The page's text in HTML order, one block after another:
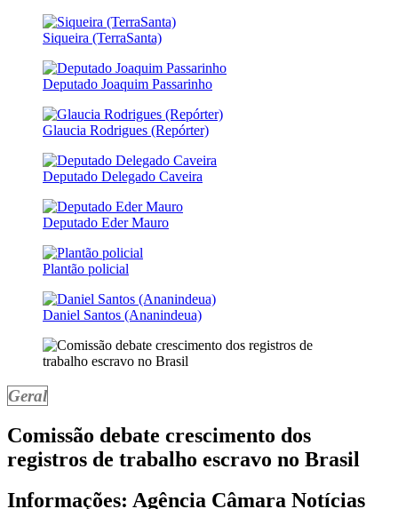
Siqueira (TerraSanta)
Deputado Joaquim Passarinho
Glaucia Rodrigues (Repórter)
Deputado Delegado Caveira
Deputado Eder Mauro
Plantão policial
Daniel Santos (Ananindeua)
Geral
Comissão debate crescimento dos
registros de trabalho escravo no Brasil
Informações: Agência Câmara Notícias